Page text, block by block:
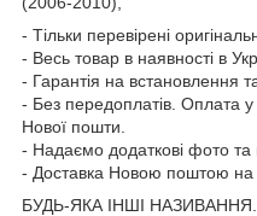
- Тільки перевірені
- Весь товар в наявності в
- Гарантія на встановлення
- Без передоплатів. Оплата у
Нової пошти.
- Надаємо додаткові фото та
- Доставка Новою поштою на
БУДЬ-ЯКА ІНШІ НАЗИВАННЯ.